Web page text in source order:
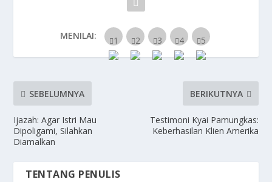
MENILAI:
SEBELUMNYA
Ijazah: Agar Istri Mau
Dipoligami, Silahkan
Diamalkan
BERIKUTNYA
Testimoni Kyai Pamungkas:
Keberhasilan Klien Amerika
TENTANG PENULIS